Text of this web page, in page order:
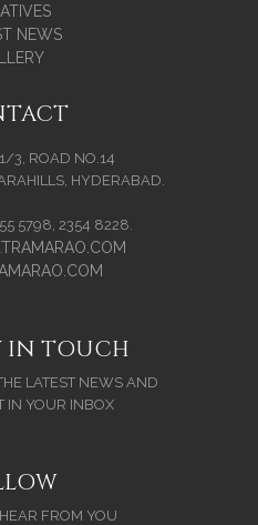
NEWS
3, ROAD NO.14
HYDERABAD.
5798, 2354 8228.
IN TOUCH
LATEST NEWS AND
IN YOUR INBOX
FROM YOU